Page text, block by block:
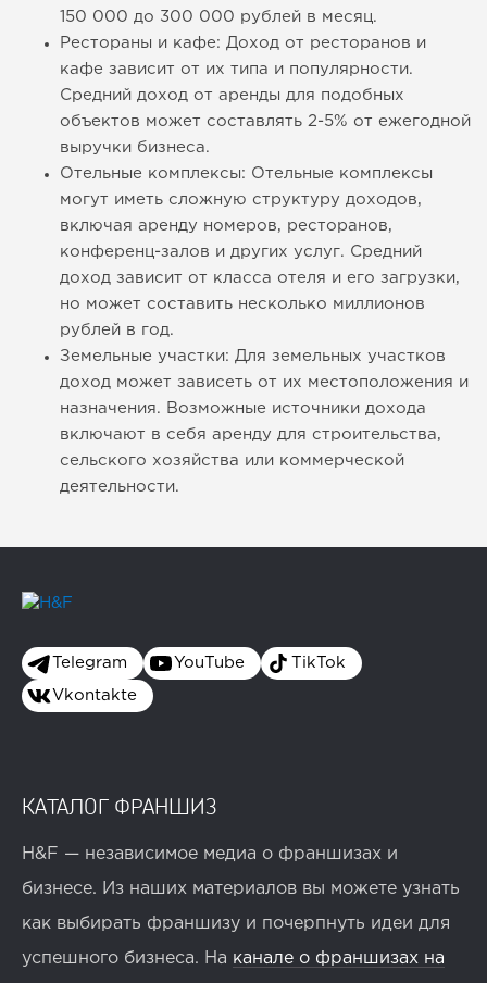
150 000 до 300 000 рублей в месяц.
Рестораны и кафе: Доход от ресторанов и
кафе зависит от их типа и популярности.
Средний доход от аренды для подобных
объектов может составлять 2-5% от ежегодной
выручки бизнеса.
Отельные комплексы: Отельные комплексы
могут иметь сложную структуру доходов,
включая аренду номеров, ресторанов,
конференц-залов и других услуг. Средний
доход зависит от класса отеля и его загрузки,
но может составить несколько миллионов
рублей в год.
Земельные участки: Для земельных участков
доход может зависеть от их местоположения и
назначения. Возможные источники дохода
включают в себя аренду для строительства,
сельского хозяйства или коммерческой
деятельности.
Telegram YouTube TikTok
Vkontakte
КАТАЛОГ ФРАНШИЗ
H&F — независимое медиа о франшизах и
бизнесе. Из наших материалов вы можете узнать
как выбирать франшизу и почерпнуть идеи для
успешного бизнеса. На канале о франшизах на